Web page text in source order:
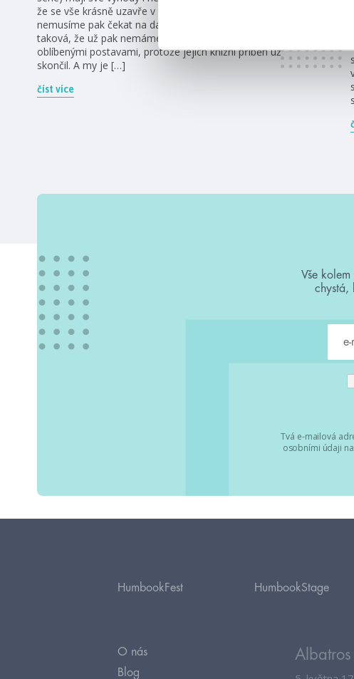
že se vše krásně uzavře v rámci jedné knihy a
nemusíme pak čekat na další díly. Největší nevýhoda je
taková, že už pak nemáme šanci se znovu setkat s
oblíbenými postavami, protože jejich knižní příběh už
skončil. A my je […]
číst více
Vše
chystá,
Tvá e-mailová
osobními údaji
HumbookFest HumbookStage
O nás
Blog